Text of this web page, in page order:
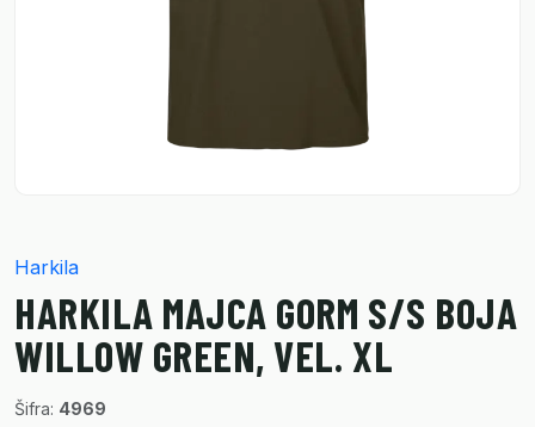
Harkila
HARKILA MAJCA GORM S/S BOJA
WILLOW GREEN, VEL. XL
Šifra: 4969